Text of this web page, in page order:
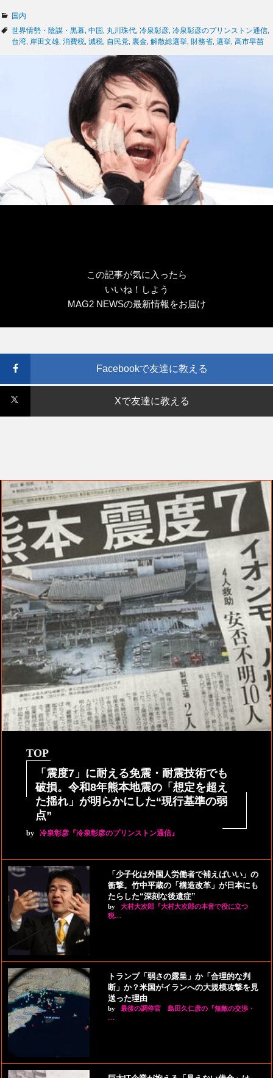
カ
テ
ゴ
国内
タ
グ
世界情勢・陰謀・黒幕 中国 丸川珠代 冷泉彰彦 冷泉彰彦のプリンストン通信
台湾
岸田文雄 消費税 減税 自民党 裏金 解散総選挙 財務省 選挙 高市早苗
この記事が気に入ったら
いいね！しよう
MAG2 NEWSの最新情報をお届け
Facebookで友達に教える
Xで友達に教える
TOP
「震度7」に耐える免震・耐震技術でも
破損。令和8年熊本地震の「想定を超え
た揺れ」が明らかにした“現行基準の弱
点”
by 冷泉彰彦『冷泉彰彦のプリンストン通信』
「少子化は外国人労働者で補えばいい」の
衝撃。竹中平蔵の「構造改革」が日本にも
たらした“深刻な後遺症”
by
大村大次郎『大村大次郎の本音で役に立つ
税…
トランプ「弱さの露呈」か「合理的な判
断」か？米国がイランへの大規模攻撃を見
送った理由
by
最後の調停官 島田久仁彦の『無敵の交渉・
…